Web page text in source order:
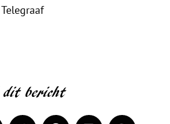
dit bericht